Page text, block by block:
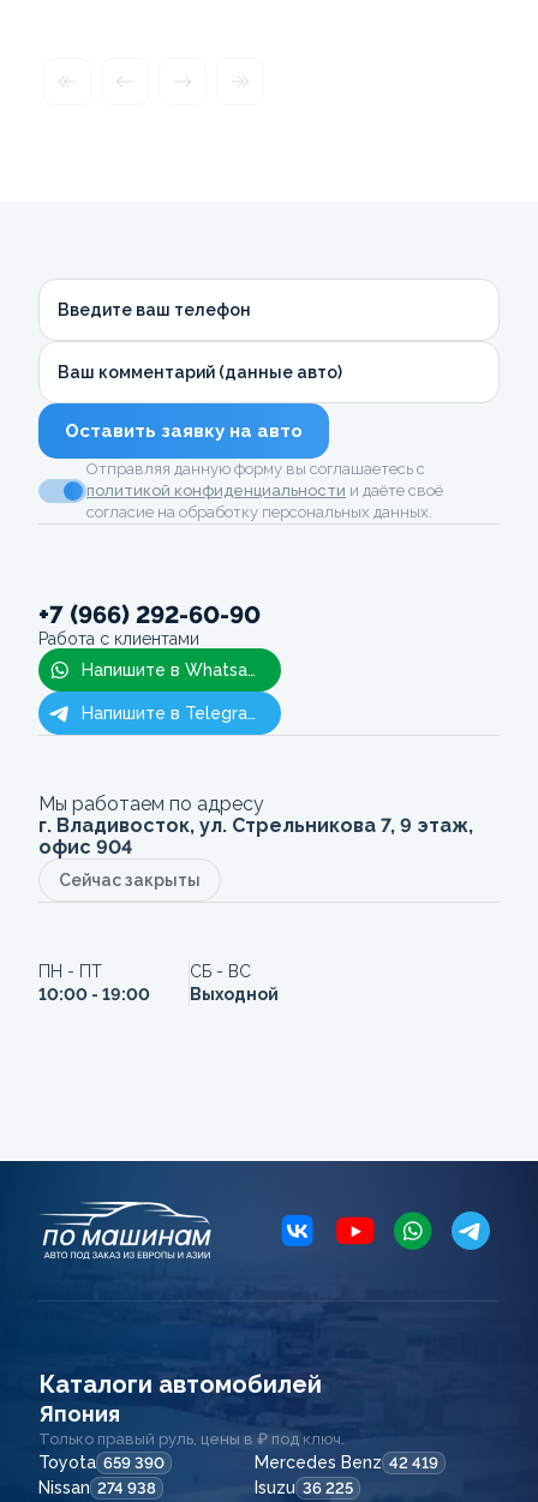
Введите ваш телефон
Ваш комментарий (данные авто)
Оставить заявку на авто
Отправляя данную форму вы соглашаетесь с
политикой конфиденциальности и даёте своё
согласие на обработку персональных данных.
+7 (966) 292-60-90
Работа с клиентами
Напишите в Whatsapp
Напишите в Telegram
Мы работаем по адресу
г. Владивосток, ул. Стрельникова 7, 9 этаж,
офис 904
Сейчас закрыты
ПН - ПТ
10:00 - 19:00
СБ - ВС
Выходной
Каталоги автомобилей
Япония
Только правый руль, цены в ₽ под ключ.
Toyota 659 390 Mercedes Benz 42 419
Nissan 274 938 Isuzu 36 225